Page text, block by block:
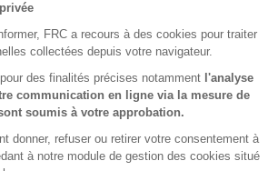
Partenaires & Mécènes